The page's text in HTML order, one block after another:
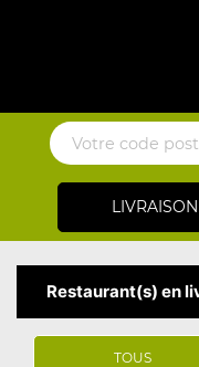
LIVRAISON
Restaurant(s) en
TOUS